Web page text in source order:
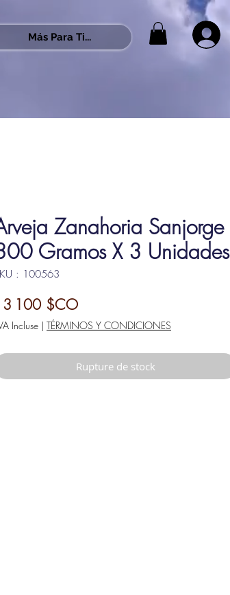
Más Para Ti...
Zanahoria Sanjorge
Gramos X 3 Unidades
: 100563
100 $COPrix
Incluse | TÉRMINOS Y CONDICIONES
Rupture de stock